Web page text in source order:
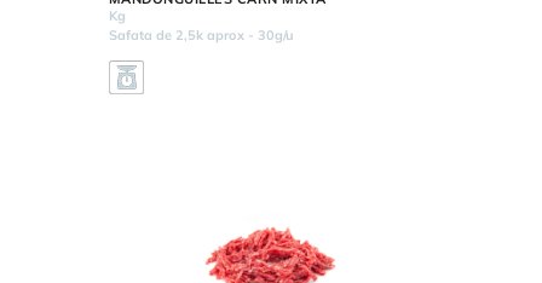
Kg
Safata de 2,5k aprox - 30g/u